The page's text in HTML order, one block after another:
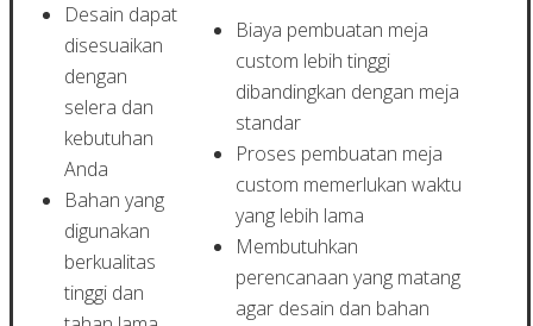
Desain dapat
disesuaikan
dengan
selera dan
kebutuhan
Anda
Bahan yang
digunakan
berkualitas
tinggi dan
Biaya pembuatan meja
custom lebih tinggi
dibandingkan dengan meja
standar
Proses pembuatan meja
custom memerlukan waktu
yang lebih lama
Membutuhkan
perencanaan yang matang
agar desain dan bahan